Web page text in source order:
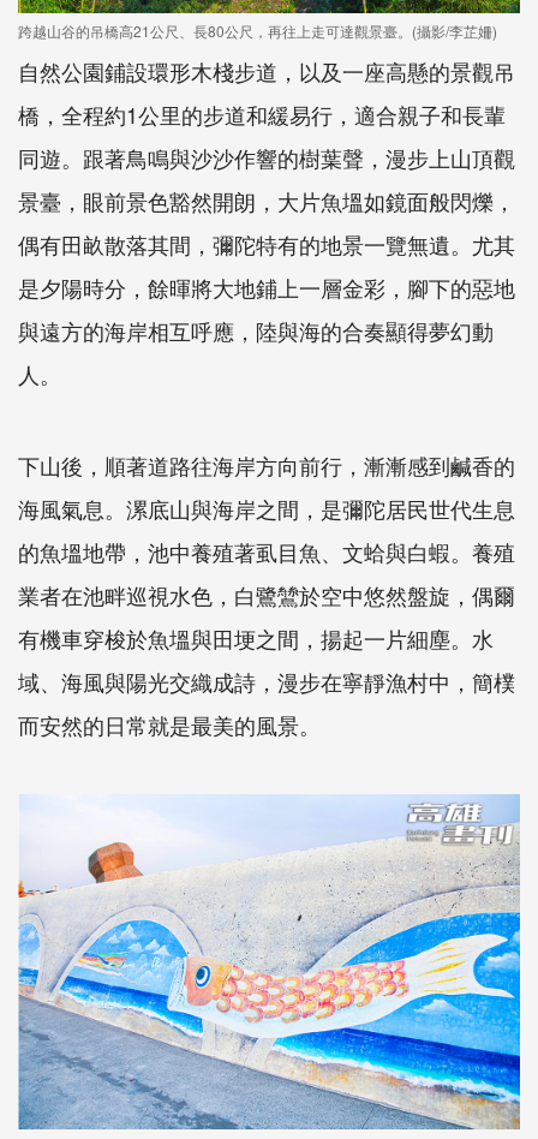
跨越山谷的吊橋高21公尺、長80公尺，再往上走可達觀景臺。(攝影/李芷姍)
自然公園鋪設環形木棧步道，以及一座高懸的景觀吊
橋，全程約1公里的步道和緩易行，適合親子和長輩
同遊。跟著鳥鳴與沙沙作響的樹葉聲，漫步上山頂觀
景臺，眼前景色豁然開朗，大片魚塭如鏡面般閃爍，
偶有田畝散落其間，彌陀特有的地景一覽無遺。尤其
是夕陽時分，餘暉將大地鋪上一層金彩，腳下的惡地
與遠方的海岸相互呼應，陸與海的合奏顯得夢幻動
人。
下山後，順著道路往海岸方向前行，漸漸感到鹹香的
海風氣息。漯底山與海岸之間，是彌陀居民世代生息
的魚塭地帶，池中養殖著虱目魚、文蛤與白蝦。養殖
業者在池畔巡視水色，白鷺鷥於空中悠然盤旋，偶爾
有機車穿梭於魚塭與田埂之間，揚起一片細塵。水
域、海風與陽光交織成詩，漫步在寧靜漁村中，簡樸
而安然的日常就是最美的風景。